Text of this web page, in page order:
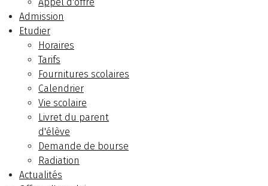
Admission
Etudier
Horaires
Tarifs
Fournitures scolaires
Calendrier
Vie scolaire
Livret du parent
d'élève
Demande de bourse
Radiation
Actualités